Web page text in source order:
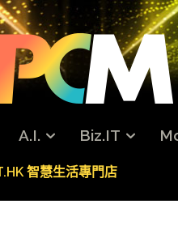
A.I. Biz.IT
智慧生活專門店